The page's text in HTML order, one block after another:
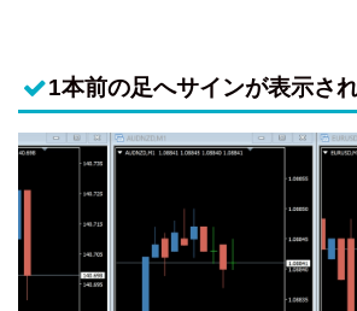
1本前の足へサインが表示さ